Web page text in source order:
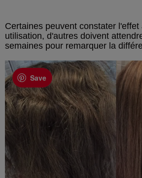
Certaines peuvent constater
utilisation, d'autres doivent
semaines pour remarquer la
Save